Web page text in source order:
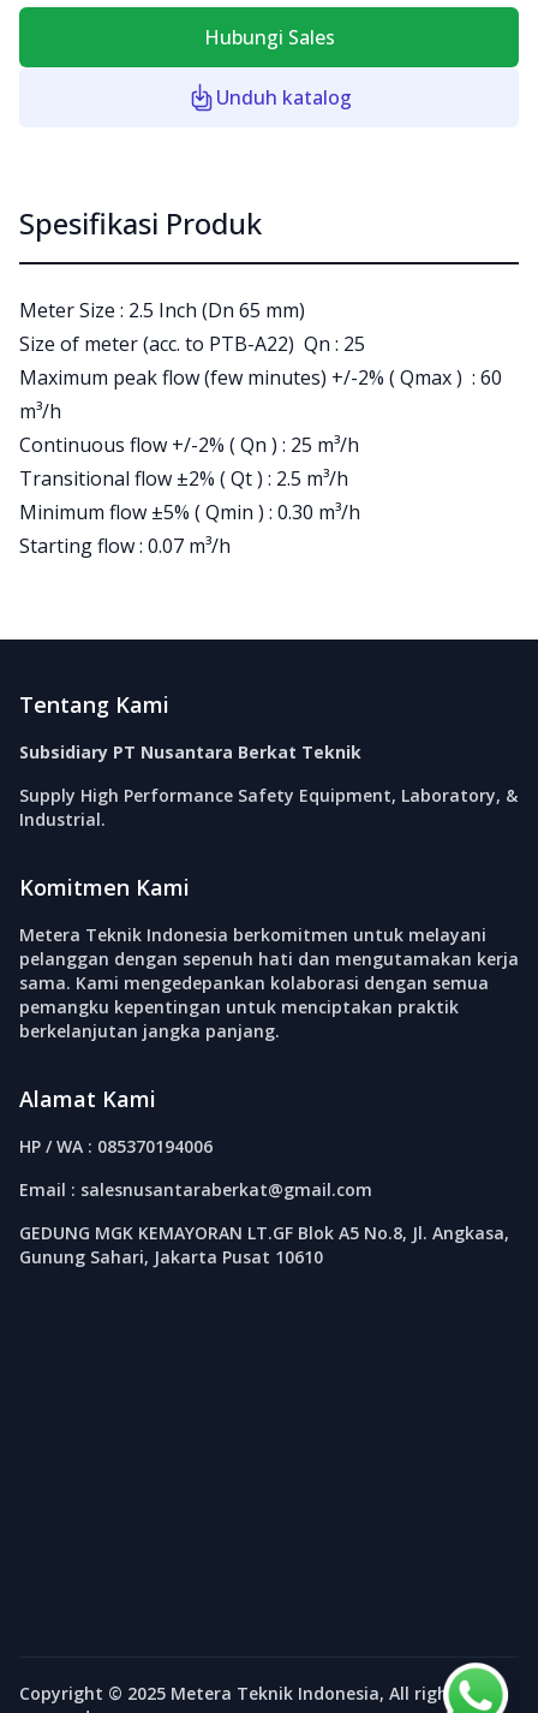
Hubungi Sales
Unduh katalog
Spesifikasi Produk
Meter Size : 2.5 Inch (Dn 65 mm)
Size of meter (acc. to PTB-A22) Qn : 25
Maximum peak flow (few minutes) +/-2% ( Qmax ) : 60
m³/h
Continuous flow +/-2% ( Qn ) : 25 m³/h
Transitional flow ±2% ( Qt ) : 2.5 m³/h
Minimum flow ±5% ( Qmin ) : 0.30 m³/h
Starting flow : 0.07 m³/h
Tentang Kami
Subsidiary PT Nusantara Berkat Teknik
Supply High Performance Safety Equipment, Laboratory, &
Industrial.
Komitmen Kami
Metera Teknik Indonesia berkomitmen untuk melayani
pelanggan dengan sepenuh hati dan mengutamakan kerja
sama. Kami mengedepankan kolaborasi dengan semua
pemangku kepentingan untuk menciptakan praktik
berkelanjutan jangka panjang.
Alamat Kami
HP / WA : 085370194006
Email : salesnusantaraberkat@gmail.com
GEDUNG MGK KEMAYORAN LT.GF Blok A5 No.8, Jl. Angkasa,
Gunung Sahari, Jakarta Pusat 10610
Copyright © 2025 Metera Teknik Indonesia, All rights